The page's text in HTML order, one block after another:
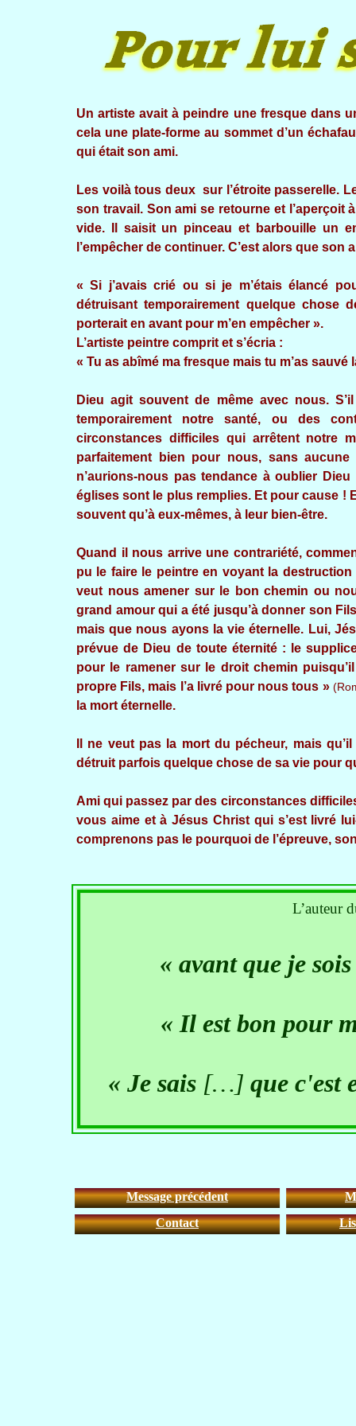
Un artiste avait à peindre une fresque dans
cela une plate-forme au sommet d’un
qui était son ami.
Les voilà tous deux sur l’étroite passerelle.
son travail. Son ami se retourne et l’aperçoit
vide. Il saisit un pinceau et barbouille un
l’empêcher de continuer. C’est alors que
« Si j’avais crié ou si je m’étais élancé
détruisant temporairement quelque
porterait en avant pour m’en empêcher ».
L’artiste peintre comprit et s’écria :
« Tu as abîmé ma fresque mais tu m’as sauvé
Dieu agit souvent de même avec nous.
temporairement notre santé, ou des
circonstances difficiles qui arrêtent notre
parfaitement bien pour nous, sans
n’aurions-nous pas tendance à oublier
églises sont le plus remplies. Et pour cause !
souvent qu’à eux-mêmes, à leur bien-être.
Quand il nous arrive une contrariété,
pu le faire le peintre en voyant la
veut nous amener sur le bon chemin ou
grand amour qui a été jusqu’à donner son
mais que nous ayons la vie éternelle. Lui,
prévue de Dieu de toute éternité : le
pour le ramener sur le droit chemin
propre Fils, mais l’a livré pour nous tous »
la mort éternelle.
Il ne veut pas la mort du pécheur, mais
détruit parfois quelque chose de sa vie pour
Ami qui passez par des circonstances
vous aime et à Jésus Christ qui s’est livré
comprenons pas le pourquoi de l’épreuve,
L’auteur
« avant que je
« Il est bon pour
« Je sais […] que c'est
Message précédent
Contact